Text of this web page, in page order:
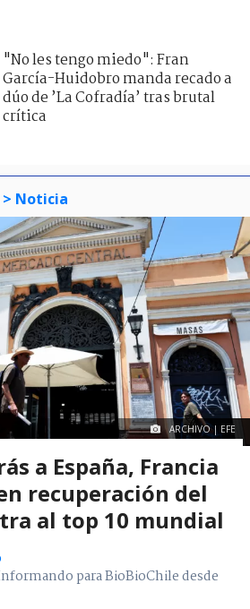
"No les tengo miedo": Fran
García-Huidobro manda recado a
dúo de ’La Cofradía’ tras brutal
crítica
> Noticia
ARCHIVO | EFE
a España, Francia
recuperación del
al top 10 mundial
para BioBioChile desde